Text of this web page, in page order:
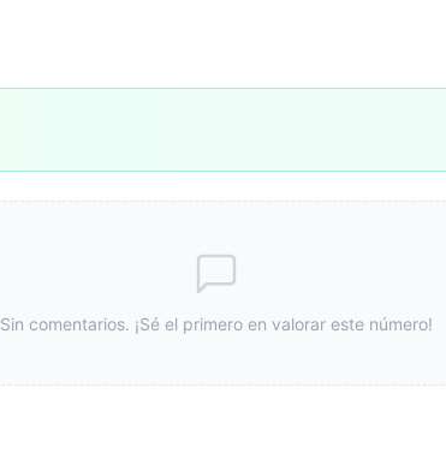
Sin comentarios. ¡Sé el primero en valorar este número!